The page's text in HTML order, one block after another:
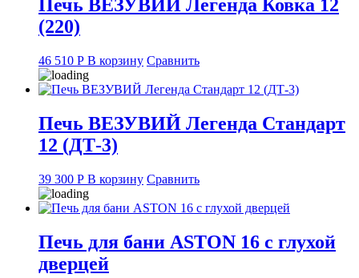
Печь ВЕЗУВИЙ Легенда Ковка 12
(220)
46 510 Р В корзину Сравнить
Печь ВЕЗУВИЙ Легенда Стандарт
12 (ДТ-3)
39 300 Р В корзину Сравнить
Печь для бани ASTON 16 с глухой
дверцей